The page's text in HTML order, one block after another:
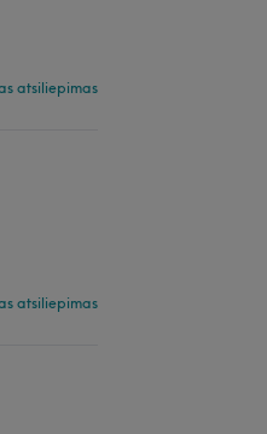
atsiliepimas
atsiliepimas